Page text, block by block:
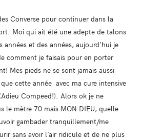
Converse pour continuer dans la
Moi qui ait été une adepte de talons
années et des années, aujourd’hui je
comment je faisais pour en porter
Mes pieds ne se sont jamais aussi
cette année avec ma cure intensive
Compeed!). Alors ok je ne
le mètre 70 mais MON DIEU, quelle
gambader tranquillement/me
sans avoir l’air ridicule et de ne plus